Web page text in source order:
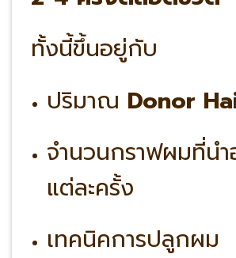
ทั้งนี้ขึ้นอยู่กับ
ปริมาณ Donor
จำนวนกราฟผมที่นำ
แต่ละครั้ง
เทคนิคการปลูกผม